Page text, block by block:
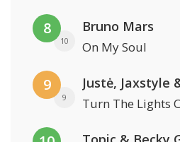
8
10
Bruno Mars
On My Soul
9
9
Justė, Jaxstyle
Turn The Lights